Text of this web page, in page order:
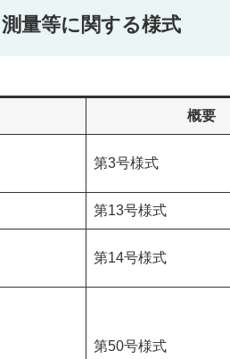
量等に関する様式
概要
第3号様式
第13号様式
第14号様式
第50号様式